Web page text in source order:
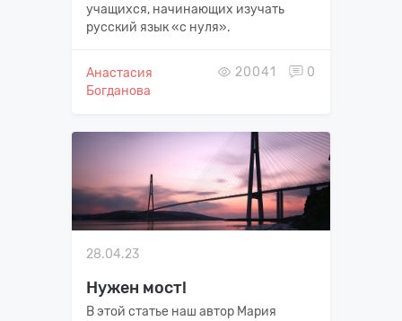
учащихся, начинающих изучать
русский язык «с нуля».
Анастасия
Богданова
20041 0
28.04.23
Нужен мост!
В этой статье наш автор Мария